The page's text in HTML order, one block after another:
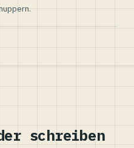
schreiben